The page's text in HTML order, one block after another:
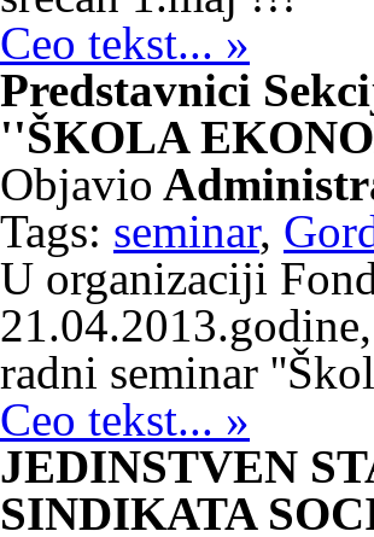
Ceo tekst... »
Predstavnici
''ŠKOLA
Objavio
Tags: seminar,
U organizaciji
radni seminar
Ceo tekst... »
JEDINSTVEN
SINDIKATA